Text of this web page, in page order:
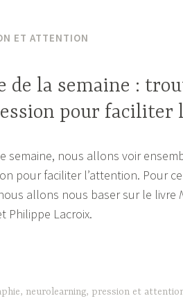
ET ATTENTION
de la semaine :
pour faciliter
semaine, nous allons voir
pour faciliter l’attention. Pour
allons nous baser sur le livre
Philippe Lacroix.
, neurolearning, pression et